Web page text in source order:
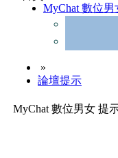
MyChat 數位男
»
論壇提示
MyChat 數位男女 提